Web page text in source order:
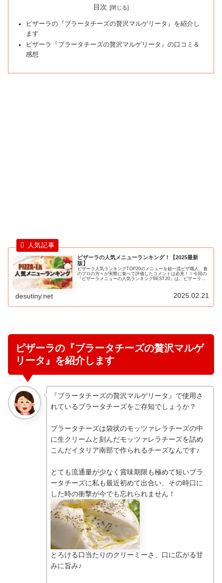
目次
ピザーラの『ブラータチーズの贅沢マルゲリータ』を紹介し
ます
ピザーラ『ブラータチーズの贅沢マルゲリータ』の口コミ＆
感想
ピザーラの人気メニューランキング！【2025最新
版】
ピザーラ人気ランキングTOP20のメニューを超一流ピザ職人、食
のプロの方々が実際に食べて評価したコメントは必見！！今回の
『ピザーラメニューの人気ランキングBEST20』は、ピザーラの
desutiny.net 2025.02.21
ピザーラの『ブラータチーズの贅沢マルゲ
リータ』を紹介します
『ブラータチーズの贅沢マルゲリータ』で使用さ
れているブラータチーズをご存知でしょうか？
ブラータチーズは袋状のモッツァレラチーズの中
に生クリームと刻んだモッツァレラチーズを詰め
こんだイタリア南部で作られるチーズなんです♪
とても流通量が少なく賞味期限も極めて短いブラ
ータチーズに私も最近初めて出合い、その時口に
した時の衝撃が今でも忘れられません！
とろける口当たりのクリーミーさ、口に広がる甘
みに旨み♪